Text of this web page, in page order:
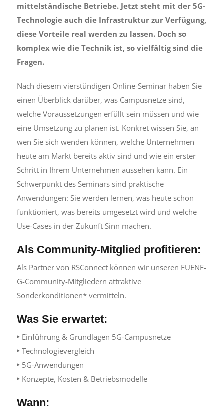
mittelständische Betriebe. Jetzt steht mit der 5G-
Technologie auch die Infrastruktur zur Verfügung,
diese Vorteile real werden zu lassen. Doch so
komplex wie die Technik ist, so vielfältig sind die
Fragen.
Nach diesem vierstündigen Online-Seminar haben Sie
einen Überblick darüber, was Campusnetze sind,
welche Voraussetzungen erfüllt sein müssen und wie
eine Umsetzung zu planen ist. Konkret wissen Sie, an
wen Sie sich wenden können, welche Unternehmen
heute am Markt bereits aktiv sind und wie ein erster
Schritt in Ihrem Unternehmen aussehen kann. Ein
Schwerpunkt des Seminars sind praktische
Anwendungen: Sie werden lernen, was heute schon
funktioniert, was bereits umgesetzt wird und welche
Use-Cases in der Zukunft Sinn machen.
Als Community-Mitglied profitieren:
Als Partner von RSConnect können wir unseren FUENF-
G-Community-Mitgliedern attraktive
Sonderkonditionen* vermitteln.
Was Sie erwartet:
‣ Einführung & Grundlagen 5G-Campusnetze
‣Technologievergleich
‣ 5G-Anwendungen
‣ Konzepte, Kosten & Betriebsmodelle
Wann: